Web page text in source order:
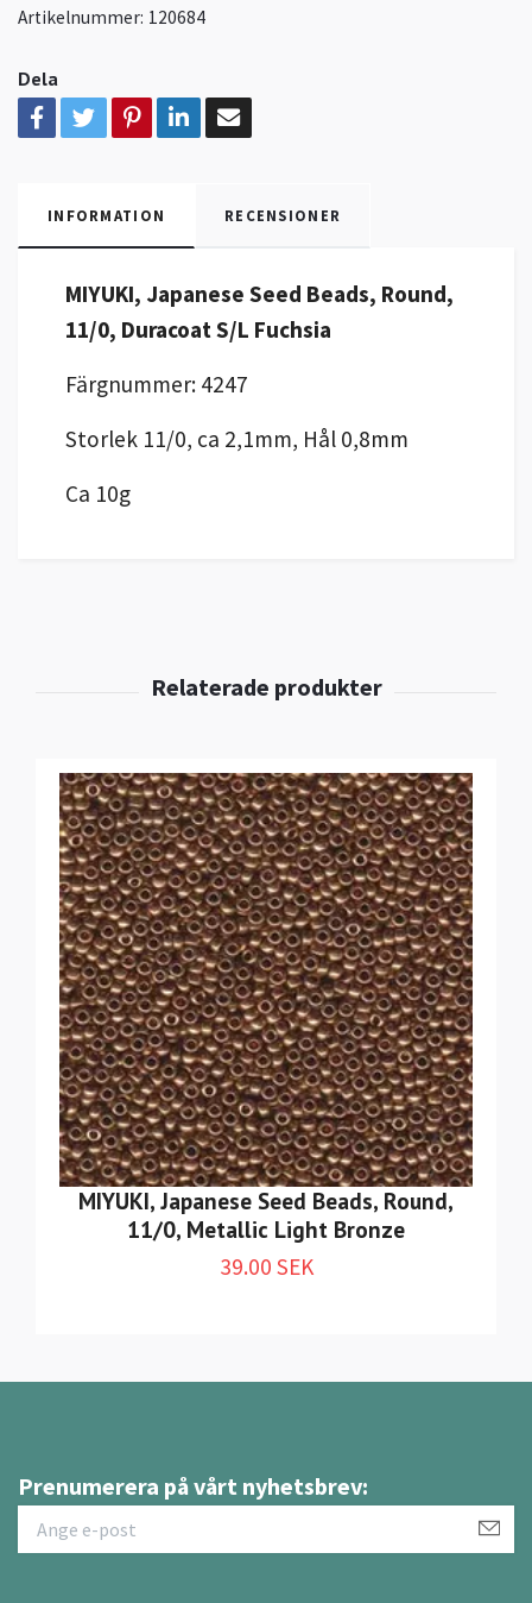
Artikelnummer: 120684
Dela
INFORMATION RECENSIONER
MIYUKI, Japanese Seed Beads, Round,
11/0, Duracoat S/L Fuchsia
Färgnummer: 4247
Storlek 11/0, ca 2,1mm, Hål 0,8mm
Ca 10g
MIYUKI, Japanese Seed Beads, Round,
11/0, Metallic Light Bronze
39.00 SEK
Prenumerera på vårt nyhetsbrev: